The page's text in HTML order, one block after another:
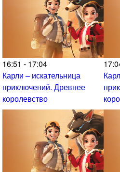
16:51 - 17:04
Карли – искательница
приключений. Древнее
королевство